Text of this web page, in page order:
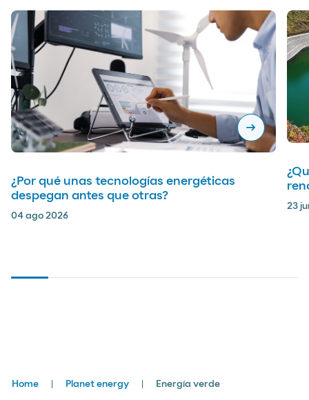
arrow_right_alt
¿Por qué unas tecnologías energéticas
despegan antes que otras?
04 ago 2026
23
Breadcrumbs
Home Planet energy Energía verde